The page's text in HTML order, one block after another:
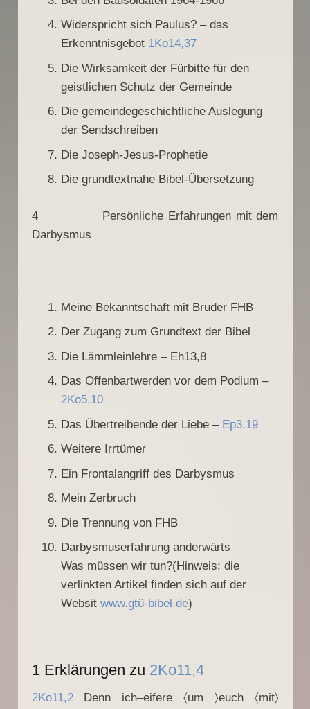
Widerspricht sich Paulus? – das
Erkenntnisgebot 1Ko14,37
Die Wirksamkeit der Fürbitte für den
geistlichen Schutz der Gemeinde
Die gemeindegeschichtliche Auslegung
der Sendschreiben
Die Joseph-Jesus-Prophetie
Die grundtextnahe Bibel-Übersetzung
4 Persönliche Erfahrungen mit dem
Darbysmus
Meine Bekanntschaft mit Bruder FHB
Der Zugang zum Grundtext der Bibel
Die Lämmleinlehre – Eh13,8
Das Offenbartwerden vor dem Podium –
2Ko5,10
Das Übertreibende der Liebe – Ep3,19
Weitere Irrtümer
Ein Frontalangriff des Darbysmus
Mein Zerbruch
Die Trennung von FHB
Darbysmuserfahrung anderwärts
Was müssen wir tun?(Hinweis: die
verlinkten Artikel finden sich auf der
Websit www.gtü-bibel.de)
1 Erklärungen zu 2Ko11,4
2Ko11,2Denn ich–eifere 〈um 〉euch 〈mit〉